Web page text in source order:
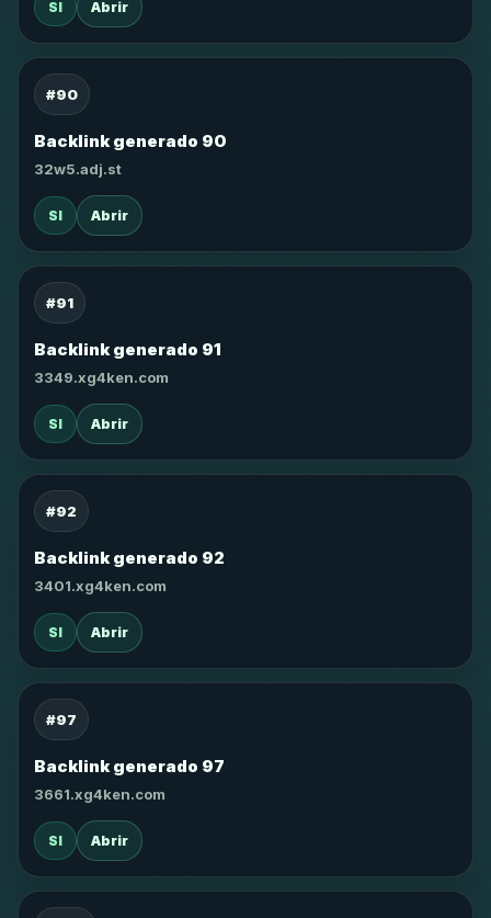
SI Abrir
#90
Backlink generado 90
32w5.adj.st
SI Abrir
#91
Backlink generado 91
3349.xg4ken.com
SI Abrir
#92
Backlink generado 92
3401.xg4ken.com
SI Abrir
#97
Backlink generado 97
3661.xg4ken.com
SI Abrir